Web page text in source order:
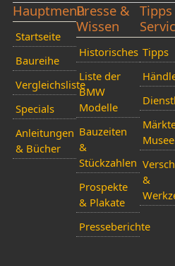
Hauptmenü
Startseite
Baureihe
Vergleichsliste
Specials
Anleitungen
& Bücher
Presse &
Wissen
Historisches
Liste der
BMW
Modelle
Bauzeiten
&
Stückzahlen
Prospekte
& Plakate
Presseberichte
Tipps
&